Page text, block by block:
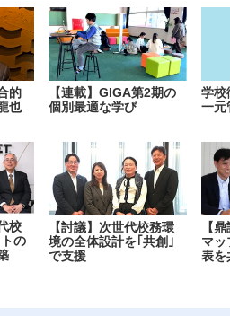
的
也
【連載】GIGA第2期の
個別最適な学び
学校
一元
校
の
【討議】次世代校務環
境の全体設計を｢共創｣
で支援
【
マ
表を